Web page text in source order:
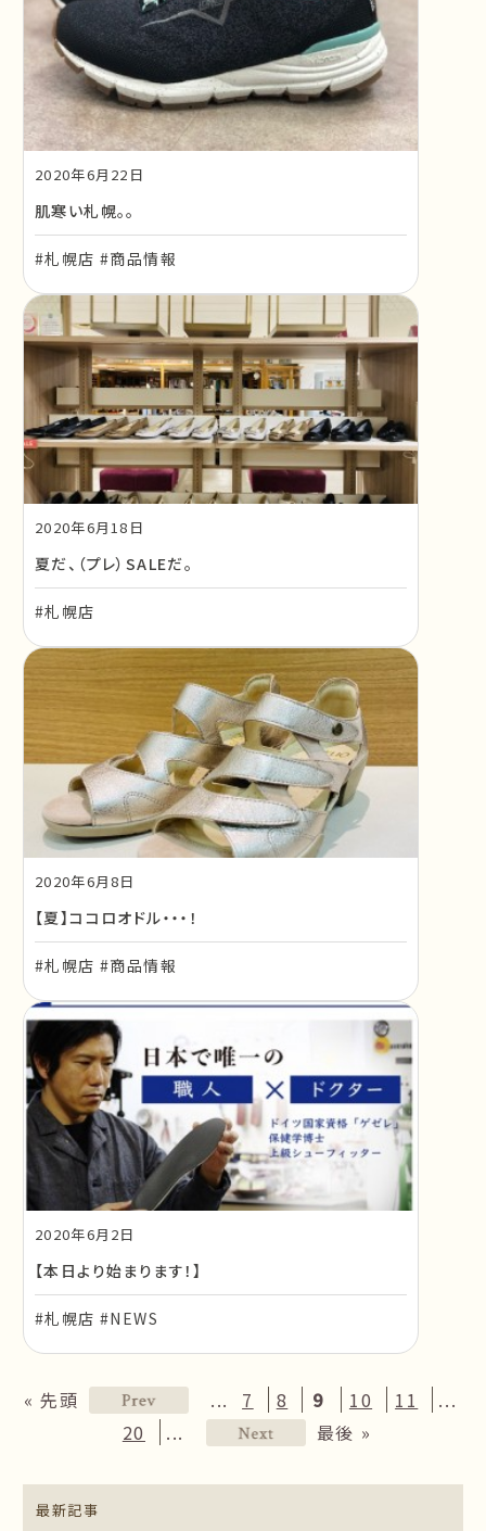
2020年6月22日
肌寒い札幌。。
#札幌店 #商品情報
2020年6月18日
夏だ、（プレ）SALEだ。
#札幌店
2020年6月8日
【夏】ココロオドル・・・！
#札幌店 #商品情報
2020年6月2日
【本日より始まります！】
#札幌店 #NEWS
« 先頭 ... 7 8 9 10 11
...
20
... 最後 »
最新記事